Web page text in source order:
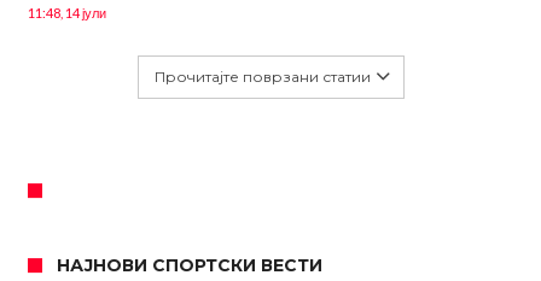
11:48, 14 јули
Прочитајте поврзани статии
НАЈНОВИ СПОРТСКИ ВЕСТИ